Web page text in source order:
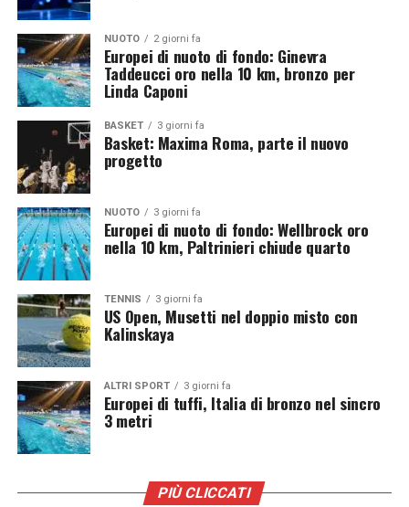
Infantino cambia strategia
Di fronte alle crescenti contestazioni, Gianni Infantino
ha deciso di fare un passo indietro. Il presidente della
FIFA ha spiegato che, nonostante l’iniziativa fosse nata
con l’intenzione di rafforzare il sostegno economico alle
federazioni, le profonde divisioni emerse avrebbero
finito per compromettere gli obiettivi del progetto. Per
questo motivo la federazione internazionale ha scelto di
interrompere l’iter e rinunciare alla vendita della quota
della nuova società commerciale.
Fifa, una decisione che evita uno
scontro istituzionale
NUOTO 2 giorni fa
Europei di nuoto di fondo: Ginevra
Taddeucci oro nella 10 km, bronzo per
Linda Caponi
BASKET 3 giorni fa
Basket: Maxima Roma, parte il nuovo
progetto
NUOTO 3 giorni fa
Europei di nuoto di fondo: Wellbrock oro
nella 10 km, Paltrinieri chiude quarto
TENNIS 3 giorni fa
US Open, Musetti nel doppio misto con
Kalinskaya
ALTRI SPORT 3 giorni fa
Europei di tuffi, Italia di bronzo nel sincro
3 metri
PIÙ CLICCATI